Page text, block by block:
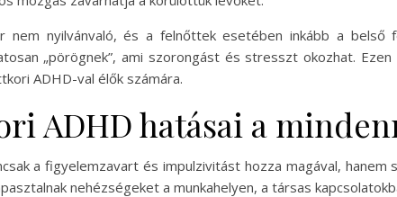
nem nyilvánvaló, és a felnőttek esetében inkább a
„pörögnek”, ami szorongást és stresszt okozhat.
ADHD-val élők számára.
ADHD hatásai a
a figyelemzavart és impulzivitást hozza magával,
nehézségeket a munkahelyen, a társas